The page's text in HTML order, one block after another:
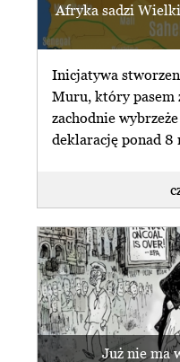
Afryka sadzi
Inicjatywa
Muru, który pasem
zachodnie
deklarację ponad 8
Już nie ma